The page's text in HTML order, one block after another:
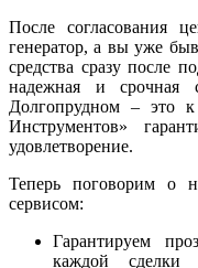
После согласования
генератор, а вы уже
средства сразу после
надежная и срочная
Долгопрудном – это
Инструментов»
удовлетворение.
Теперь поговорим о
сервисом:
Гарантируем
каждой сделки